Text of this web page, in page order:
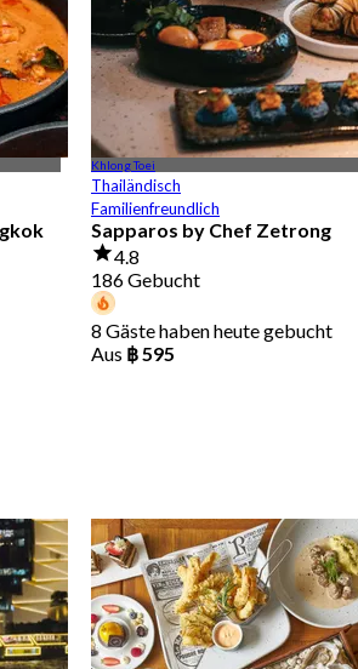
Khlong Toei
Thailändisch
Familienfreundlich
Sapparos by Chef Zetrong
4.8
186 Gebucht
8 Gäste haben heute gebucht
Aus ฿ 595